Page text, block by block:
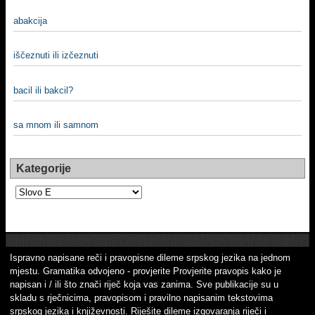
abakcija
iščeznuti ili izčeznuti
bacil ili bakcil?
sa mnom ili samnom
Kategorije
Kategorije
Ispravno napisane reči i pravopisne dileme srpskog jezika na jednom
mjestu. Gramatika odvojeno - provjerite Provjerite pravopis kako je
napisan i / ili što znači riječ koja vas zanima. Sve publikacije su u
skladu s rječnicima, pravopisom i pravilno napisanim tekstovima
srpskog jezika i književnosti. Riješite dileme izgovaranja riječi i